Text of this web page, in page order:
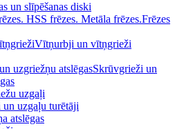
un slīpēšanas diski
Frēzes
Vītņurbji un vītņgrieži
Skrūvgrieži un
uzgaļi
un uzgaļu turētāji
atslēgas